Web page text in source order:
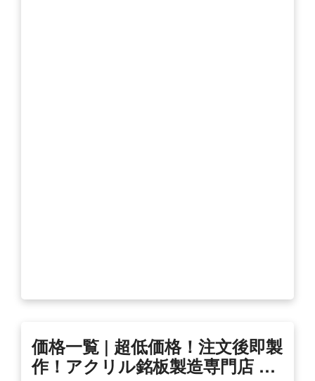
価格一覧 | 超低価格！注文後即製
作！アクリル銘板製造専門店 …